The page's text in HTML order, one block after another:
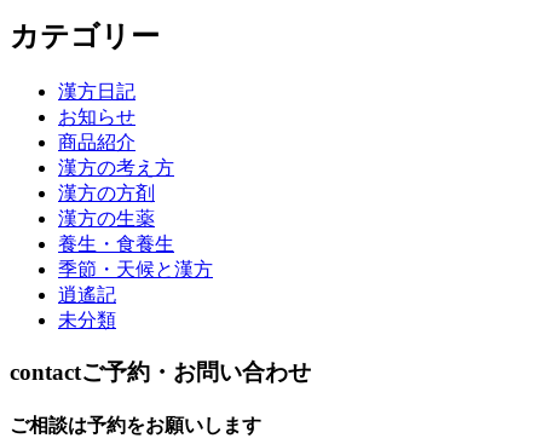
カテゴリー
漢方日記
お知らせ
商品紹介
漢方の考え方
漢方の方剤
漢方の生薬
養生・食養生
季節・天候と漢方
逍遙記
未分類
contactご予約・お問い合わせ
ご相談は予約をお願いします